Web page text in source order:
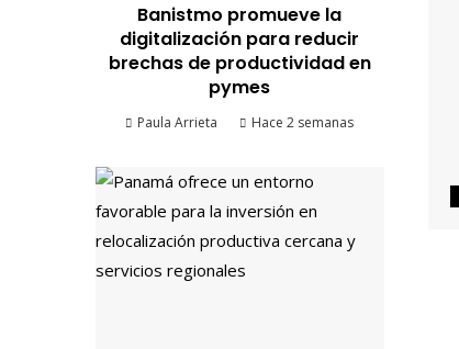
Banistmo promueve la
digitalización para reducir
brechas de productividad en
pymes
Paula Arrieta Hace 2 semanas